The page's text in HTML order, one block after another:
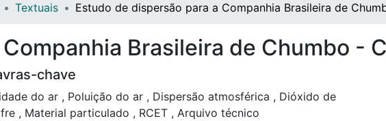
Textuais Estudo de dispersão para a Companhia Brasileira de
Brasileira de Chumbo -
chave
do ar , Poluição do ar , Dispersão atmosférica , Dióxido de
, Material particulado , RCET , Arquivo técnico